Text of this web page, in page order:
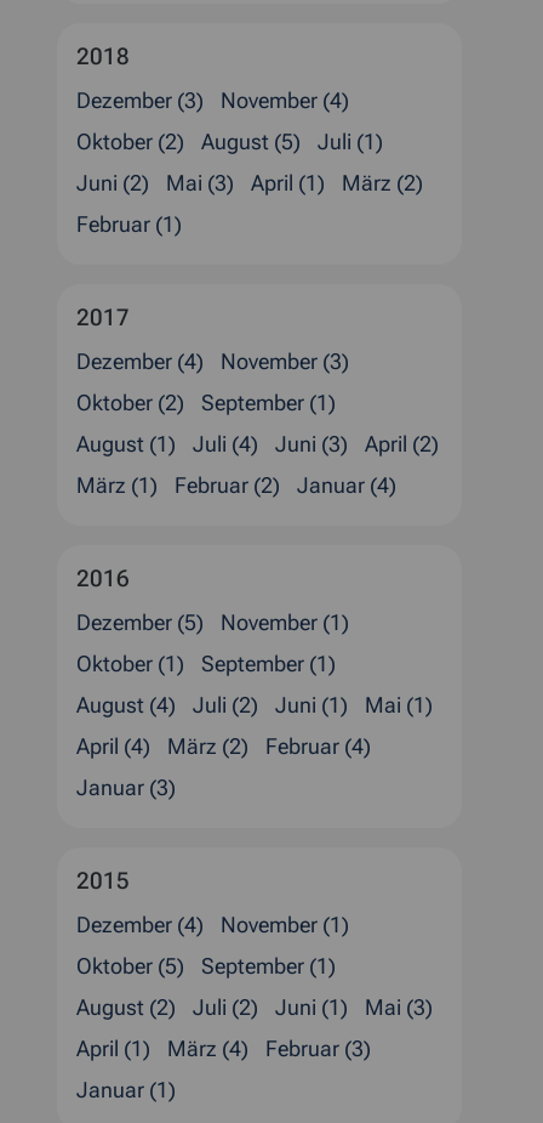
2018
Dezember (3)
November (4)
Oktober (2)
August (5)
Juli (1)
Juni (2)
Mai (3) April (1)
März (2)
Februar (1)
2017
Dezember (4)
November (3)
Oktober (2)
September (1)
August (1)
Juli (4) Juni (3)
April (2)
März (1)
Februar (2) Januar (4)
2016
Dezember (5)
November (1)
Oktober (1)
September (1)
August (4)
Juli (2) Juni (1)
Mai (1)
April (4)
März (2)
Februar (4)
Januar (3)
2015
Dezember (4)
November (1)
Oktober (5)
September (1)
August (2)
Juli (2) Juni (1)
Mai (3)
April (1)
März (4)
Februar (3)
Januar (1)